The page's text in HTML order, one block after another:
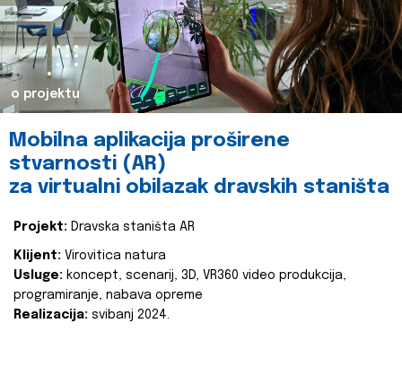
o projektu
Mobilna aplikacija proširene
stvarnosti (AR)
za virtualni obilazak dravskih staništa
Projekt: Dravska staništa AR
Klijent: Virovitica natura
Usluge: koncept, scenarij, 3D, VR360 video produkcija,
programiranje, nabava opreme
Realizacija: svibanj 2024.